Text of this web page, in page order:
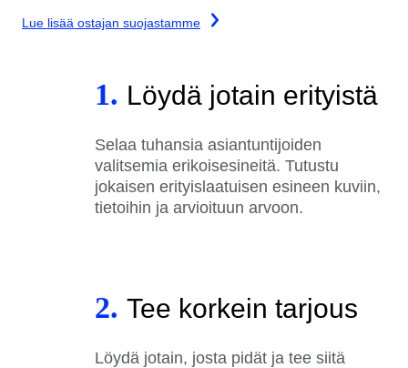
Lue lisää ostajan suojastamme
1. Löydä jotain erityistä
Selaa tuhansia asiantuntijoiden
valitsemia erikoisesineitä. Tutustu
jokaisen erityislaatuisen esineen kuviin,
tietoihin ja arvioituun arvoon.
2. Tee korkein tarjous
Löydä jotain, josta pidät ja tee siitä